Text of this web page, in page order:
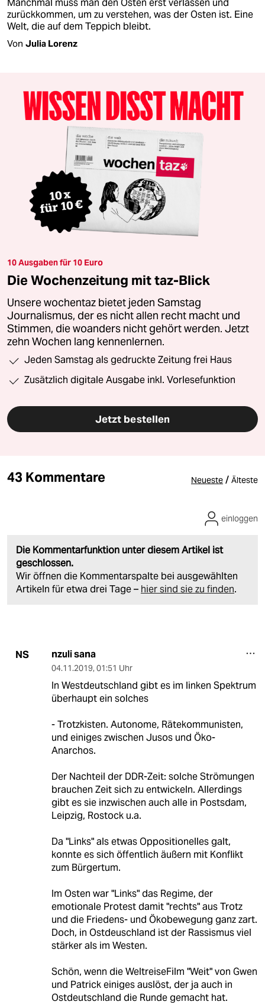
zurückkommen, um zu verstehen, was der Osten ist. Eine
Welt, die auf dem Teppich bleibt.
Von Julia Lorenz
10 Ausgaben für 10 Euro
Die Wochenzeitung mit taz-Blick
Unsere wochentaz bietet jeden Samstag
Journalismus, der es nicht allen recht macht und
Stimmen, die woanders nicht gehört werden. Jetzt
zehn Wochen lang kennenlernen.
Jeden Samstag als gedruckte Zeitung frei Haus
Zusätzlich digitale Ausgabe inkl. Vorlesefunktion
Jetzt bestellen
43 Kommentare Neueste / Älteste
Die Kommentarfunktion unter diesem Artikel ist
geschlossen.
Wir öffnen die Kommentarspalte bei ausgewählten
Artikeln für etwa drei Tage – hier sind sie zu finden.
einloggen
NS nzuli sana
04.11.2019, 01:51 Uhr
In Westdeutschland gibt es im linken Spektrum
überhaupt ein solches
- Trotzkisten. Autonome, Rätekommunisten,
und einiges zwischen Jusos und Öko-
Anarchos.
Der Nachteil der DDR-Zeit: solche Strömungen
brauchen Zeit sich zu entwickeln. Allerdings
gibt es sie inzwischen auch alle in Postsdam,
Leipzig, Rostock u.a.
Da "Links" als etwas Oppositionelles galt,
konnte es sich öffentlich äußern mit Konflikt
zum Bürgertum.
Im Osten war "Links" das Regime, der
emotionale Protest damit "rechts" aus Trotz
und die Friedens- und Ökobewegung ganz zart.
Doch, in Ostdeuschland ist der Rassismus viel
stärker als im Westen.
Schön, wenn die WeltreiseFilm "Weit" von Gwen
und Patrick einiges auslöst, der ja auch in
Ostdeutschland die Runde gemacht hat.